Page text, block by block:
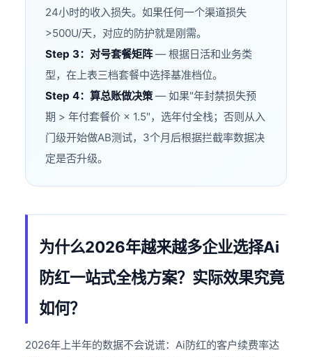
24小时的收入损失。如果任何一个渠道损失
>500U/天，对应的防护就是刚需。
Step 3：对号套餐矩阵— 根据日活和业务类
型，在上表三档套餐中选择基准档位。
Step 4：算总账做决策— 如果"年封禁损失预
期 > 年付套餐价 × 1.5"，选年付全栈；否则从入
门级开始做AB测试，3个月后根据拦截率数据决
定是否升级。
为什么2026年越来越多企业选择Ai
防红一站式全栈方案？实际效果究竟
如何？
2026年上半年的数据不会说谎：Ai防红的客户续费率达